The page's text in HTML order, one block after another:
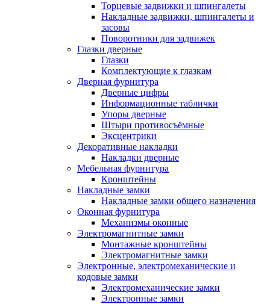
Торцевые задвижки и шпингалеты
Накладные задвижки, шпингалеты и
засовы
Поворотники для задвижек
Глазки дверные
Глазки
Комплектующие к глазкам
Дверная фурнитура
Дверные цифры
Информационные таблички
Упоры дверные
Штыри противосъёмные
Эксцентрики
Декоративные накладки
Накладки дверные
Мебельная фурнитура
Кронштейны
Накладные замки
Накладные замки общего назначения
Оконная фурнитура
Механизмы оконные
Электромагнитные замки
Монтажные кронштейны
Электромагнитные замки
Электронные, электромеханические и
кодовые замки
Электромеханические замки
Электронные замки